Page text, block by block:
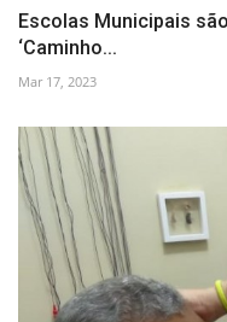
Escolas Municipais
‘Caminho...
Mar 17, 2023